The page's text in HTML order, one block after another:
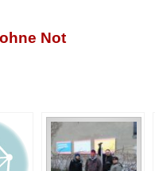
Not